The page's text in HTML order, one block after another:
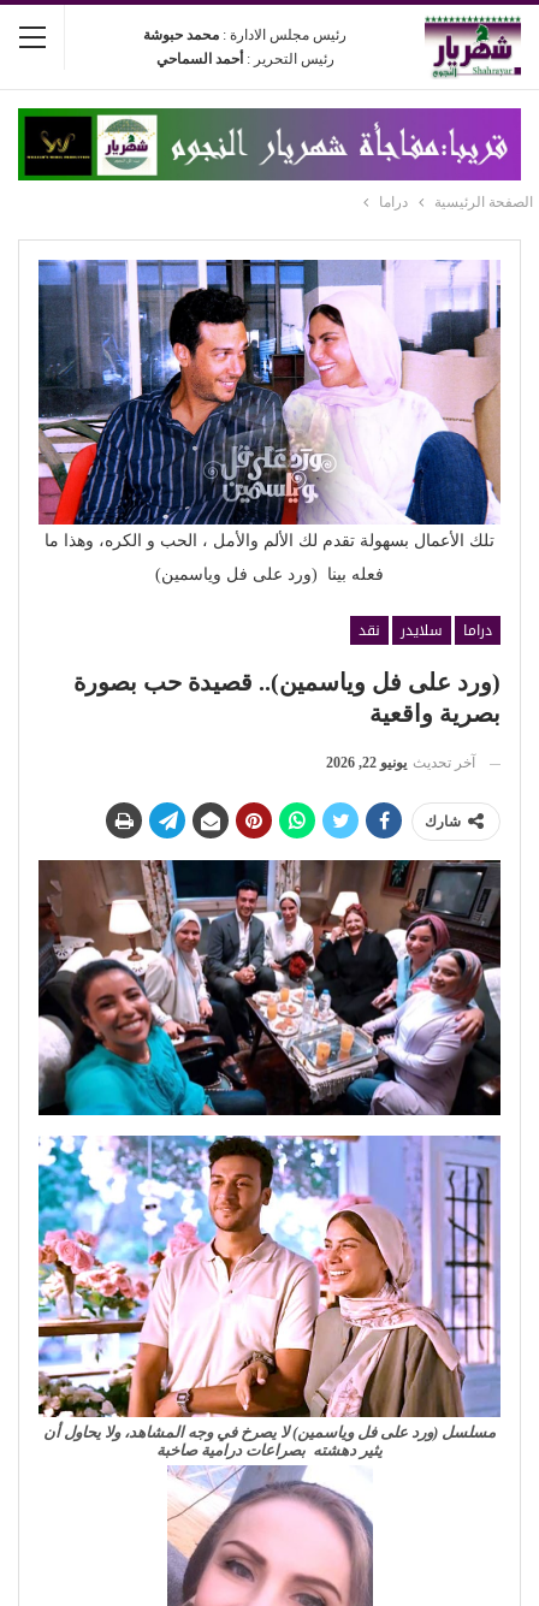
رئيس مجلس الادارة : محمد حبوشة
رئيس التحرير : أحمد السماحي
الصفحة الرئيسية دراما
تلك الأعمال بسهولة تقدم لك الألم والأمل ، الحب و الكره، وهذا ما
فعله بينا (ورد على فل وياسمين)
دراما سلايدر
نقد
(ورد على فل وياسمين).. قصيدة حب بصورة
بصرية واقعية
آخر تحديث يونيو 22, 2026
شارك
مسلسل (ورد على فل وياسمين) لا يصرخ في وجه المشاهد، ولا يحاول أن
يثير دهشته بصراعات درامية صاخبة